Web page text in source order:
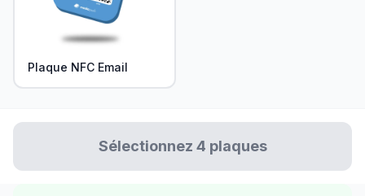
Plaque NFC Email
Sélectionnez 4 plaques